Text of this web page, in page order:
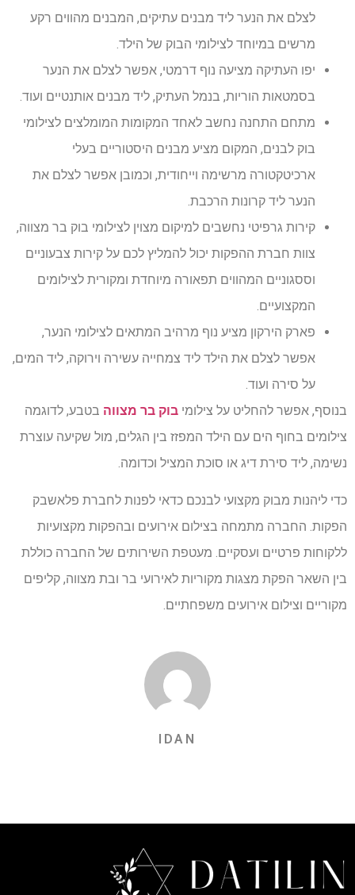
לצלם את הנער ליד מבנים עתיקים, המבנים מהווים רקע
מרשים במיוחד לצילומי הבוק של הילד.
יפו העתיקה מציעה נוף דרמטי, אפשר לצלם את הנער
בסמטאות הוריות, בנמל העתיק, ליד מבנים אותנטיים ועוד.
מתחם התחנה נחשב לאחד המקומות המומלצים לצילומי
בוק לבנים, המקום מציע מבנים היסטוריים בעלי
ארכיטקטורה מרשימה וייחודית, וכמובן אפשר לצלם את
הנער ליד קרונות הרכבת.
קירות גרפיטי נחשבים למיקום מצוין לצילומי בוק בר מצווה,
צוות חברת ההפקות יכול להמליץ לכם על קירות צבעוניים
וססגוניים המהווים תפאורה מיוחדת ומקורית לצילומים
המקצועיים.
פארק הירקון מציע נוף מרהיב המתאים לצילומי הנער,
אפשר לצלם את הילד ליד צמחייה עשירה וירוקה, ליד המים,
על סירה ועוד.
בנוסף, אפשר להחליט על צילומי בוק בר מצווה בטבע, לדוגמה
צילומים בחוף הים עם הילד המפזז בין הגלים, מול שקיעה עוצרת
נשימה, ליד סירת דיג או סוכת המציל וכדומה.
כדי ליהנות מבוק מקצועי לבנכם כדאי לפנות לחברת פלאשבק
הפקות. החברה מתמחה בצילום אירועים ובהפקות מקצועיות
ללקוחות פרטיים ועסקיים. מעטפת השירותים של החברה כוללת
בין השאר הפקת מצגות מקוריות לאירועי בר ובת מצווה, קליפים
מקוריים וצילום אירועים משפחתיים.
IDAN